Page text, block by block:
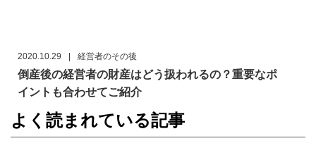
2020.10.29 経営者のその後
倒産後の経営者の財産はどう扱われるの？重要なポ
イントも合わせてご紹介
よく読まれている記事